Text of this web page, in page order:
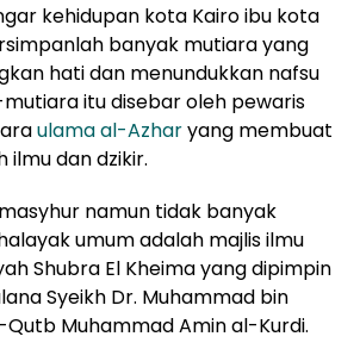
kehidupan kota Kairo ibu kota
banyak mutiara yang
hati dan menundukkan nafsu
itu disebar oleh pewaris
ulama al-Azharyang membuat
dan dzikir.
namun tidak banyak
umum adalah majlis ilmu
Shubra El Kheima yang dipimpin
Syeikh Dr. Muhammad bin
Qutb Muhammad Amin al-Kurdi.